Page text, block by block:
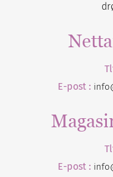
E-post :
E-post :